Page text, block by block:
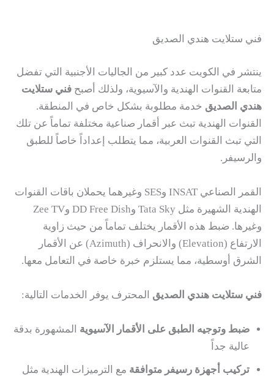
فني ستلايت هندي الصديق
ينتشر في الكويت عدد كبير من الجاليات الأجنبية التي تفضل
متابعة القنوات الهندية والآسيوية، ولذلك أصبح فني ستلايت
هندي الصديق خدمة مطلوبة بشكل خاص في المنطقة.
القنوات الهندية تبث عبر أقمار صناعية مختلفة تماماً عن تلك
التي تبث القنوات العربية، مما يتطلب إعداداً خاصاً للطبق
والرسيفر.
القمر الصناعي INSAT وSES وغيرهما يحملان باقات القنوات
الهندية الشهيرة مثل Tata Sky وDD Free Dish وZee TV
وغيرها. ضبط هذه الأقمار يختلف تماماً من حيث زاوية
الارتفاع (Elevation) والانحراف (Azimuth) عن الأقمار
الشرق أوسطية، مما يستلزم خبرة خاصة في التعامل معها.
فني ستلايت هندي الصديق المحترف يوفر الخدمات التالية:
ضبط وتوجيه الطبق على الأقمار الآسيوية المشهورة بدقة
عالية جداً
تركيب أجهزة رسيفر متوافقة مع الترميزات الهندية مثل